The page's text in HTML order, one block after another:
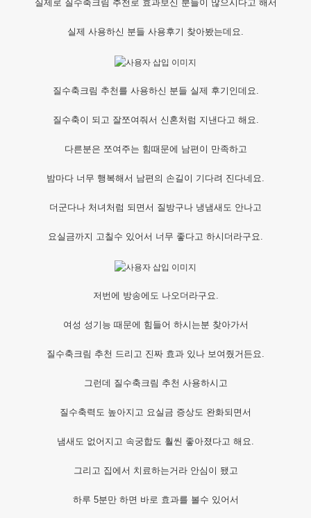
실제로 질수축크림 추천로 효과보신 분들이 많으시다고 해서
실제 사용하신 분들 사용후기 찾아봤는데요.
질수축크림 추천를 사용하신 분들 실제 후기인데요.
질수축이 되고 잘쪼여줘서 신혼처럼 지낸다고 해요.
다른분은 쪼여주는 힘때문에 남편이 만족하고
밤마다 너무 행복해서 남편의 손길이 기다려 진다네요.
더군다나 처녀처럼 되면서 질방구나 냉냄새도 안나고
요실금까지 고칠수 있어서 너무 좋다고 하시더라구요.
저번에 방송에도 나오더라구요.
여성 성기능 때문에 힘들어 하시는분 찾아가서
질수축크림 추천 드리고 진짜 효과 있나 보여줬거든요.
그런데 질수축크림 추천 사용하시고
질수축력도 높아지고 요실금 증상도 완화되면서
냄새도 없어지고 속궁합도 훨씬 좋아졌다고 해요.
그리고 집에서 치료하는거라 안심이 됐고
하루 5분만 하면 바로 효과를 볼수 있어서